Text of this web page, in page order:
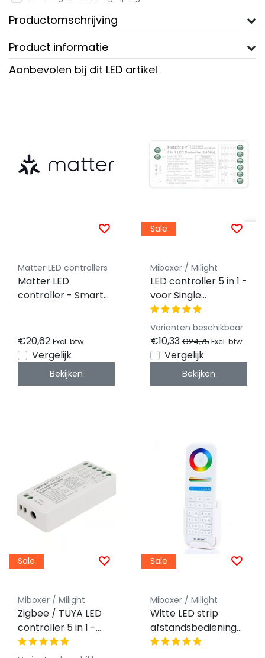
Productomschrijving
Product informatie
Aanbevolen bij dit LED artikel
Matter LED controllers
Matter LED
controller - Smart
€20,62 Excl. btw
Vergelijk
Bekijken
Sale
Miboxer / Milight
LED controller 5 in 1 -
voor Single
Color/Dual
White/RGB/RGBW/
LED strips 12-24v -
SR5
Varianten beschikbaar
€10,33 €24,75Excl. btw
Vergelijk
Bekijken
Sale
Miboxer / Milight
Zigbee / TUYA LED
controller 5 in 1 -
voor Single
Sale
Miboxer / Milight
Witte LED strip
afstandsbediening
voor ieder type LED